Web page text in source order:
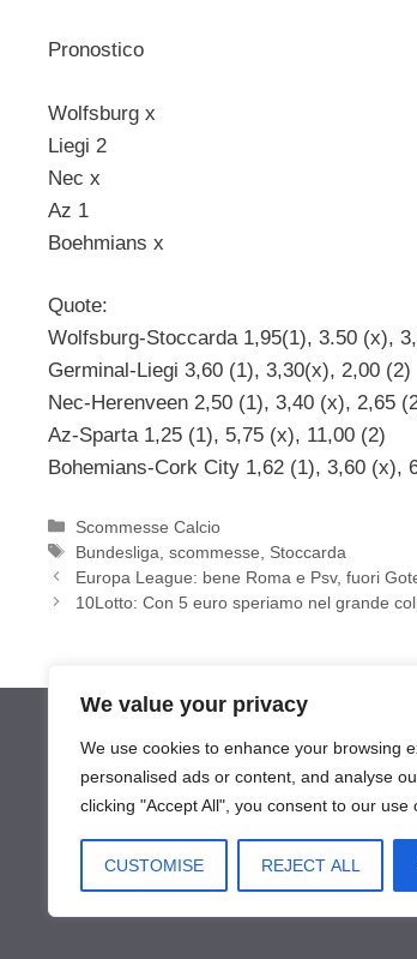
We value your privacy
We use cookies to enhance your browsing
personalised ads or content, and analyse
clicking "Accept All", you consent to our use
CUSTOMISE REJECT ALL
Pronostico
Wolfsburg x
Liegi 2
Nec x
Az 1
Boehmians x
Quote:
Wolfsburg-Stoccarda 1,95(1), 3.50 (x),
Germinal-Liegi 3,60 (1), 3,30(x), 2,00 (2)
Nec-Herenveen 2,50 (1), 3,40 (x), 2,65
Az-Sparta 1,25 (1), 5,75 (x), 11,00 (2)
Bohemians-Cork City 1,62 (1), 3,60 (x),
Categorie
Scommesse Calcio
Tag
Bundesliga ,scommesse
Stoccarda
Europa League: bene Roma e Psv, fuori
10Lotto: Con 5 euro speriamo nel grande